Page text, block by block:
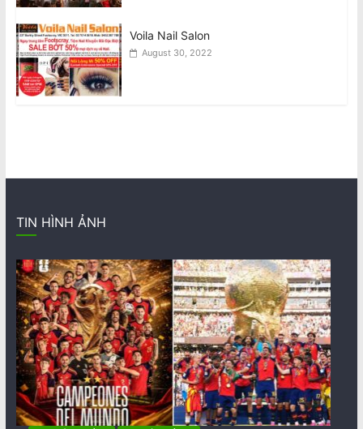
Voila Nail Salon
August 30, 2022
TIN HÌNH ẢNH